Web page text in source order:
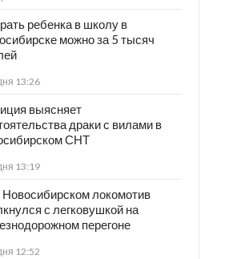
ребенка в школу в
можно за 5 тысяч
13:26
выясняет
драки с вилами в
СНТ
13:19
локомотив
с легковушкой на
перегоне
12:52